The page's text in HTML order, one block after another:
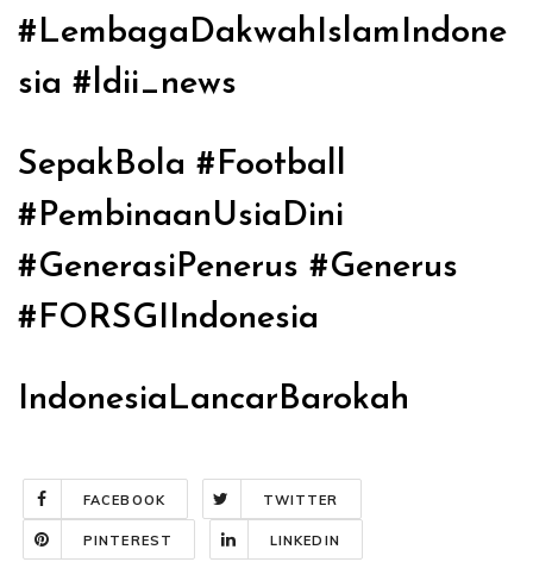
#LembagaDakwahIslamIndone
sia #ldii_news
SepakBola #Football
#PembinaanUsiaDini
#GenerasiPenerus #Generus
#FORSGIIndonesia
IndonesiaLancarBarokah
FACEBOOK TWITTER
PINTEREST LINKEDIN